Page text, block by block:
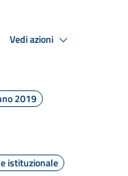
Vedi azioni
2019
istituzionale